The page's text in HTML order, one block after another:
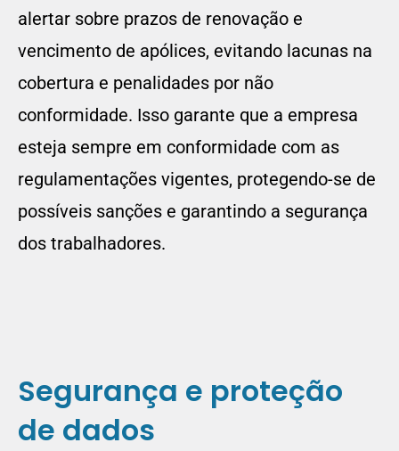
alertar sobre prazos de renovação e
vencimento de apólices, evitando lacunas na
cobertura e penalidades por não
conformidade. Isso garante que a empresa
esteja sempre em conformidade com as
regulamentações vigentes, protegendo-se de
possíveis sanções e garantindo a segurança
dos trabalhadores.
Segurança e proteção
de dados